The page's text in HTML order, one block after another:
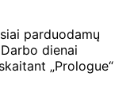
parduodamų
dienai
„Prologue“